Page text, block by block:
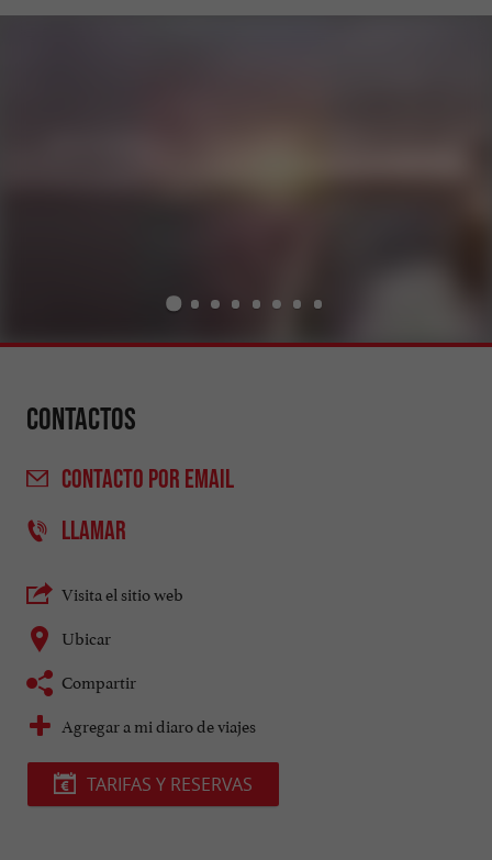
Contactos
CONTACTO POR EMAIL
LLAMAR
Visita el sitio web
Ubicar
Compartir
Agregar a mi diaro de viajes
TARIFAS Y RESERVAS